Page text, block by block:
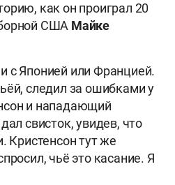
как он проиграл 20
США Майке
с Японией или Францией.
следил за ошибками у
и нападающий
свисток, увидев, что
Кристенсон тут же
чьё это касание. Я